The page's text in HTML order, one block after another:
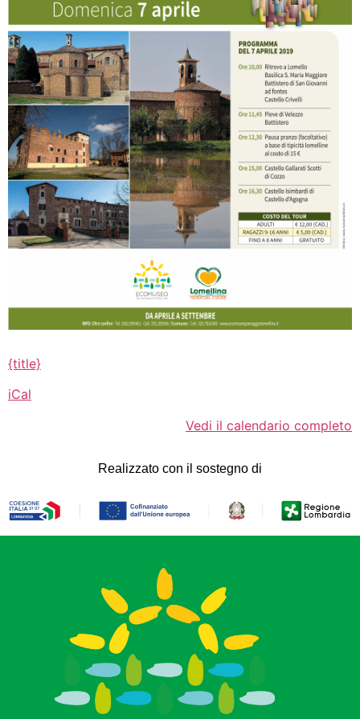
{title}
iCal
Vedi il calendario completo
Realizzato con il sostegno di